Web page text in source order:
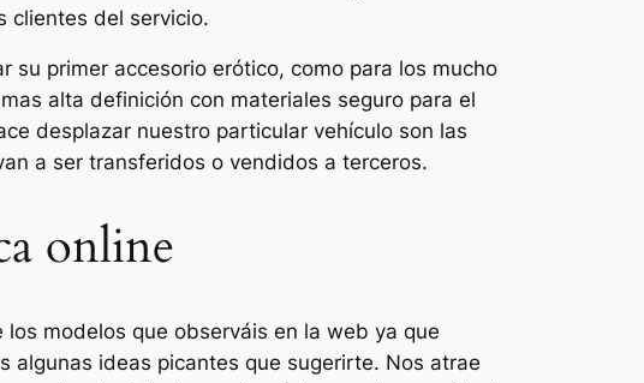
clientes del servicio.
su primer accesorio erótico, como para los mucho
alta definición con materiales seguro para el
desplazar nuestro particular vehículo son las
a ser transferidos o vendidos a terceros.
online
modelos que observáis en la web ya que
algunas ideas picantes que sugerirte. Nos atrae